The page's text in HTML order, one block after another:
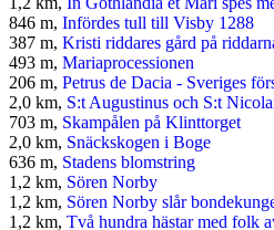
846 m, Infördes tull till Visby 1288
387 m, Kristi riddares gård på
493 m, Mariaprocessionen
206 m, Petrus de Dacia - Sveriges
2,0 km, S:t Augustinus och S:t
703 m, Skampålen på Klinttorget
2,0 km, Snäckskogen i Boge
636 m, Stadens blomstring
1,2 km, Sören Norby
1,2 km, Sören Norby slår
1,2 km, Två hundra hästar med folk